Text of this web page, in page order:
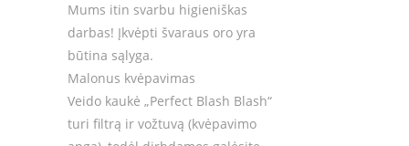
Mums itin svarbu higieniškas
darbas! Įkvėpti švaraus oro yra
būtina sąlyga.
Malonus kvėpavimas
Veido kaukė „Perfect Blash Blash“
turi filtrą ir vožtuvą (kvėpavimo